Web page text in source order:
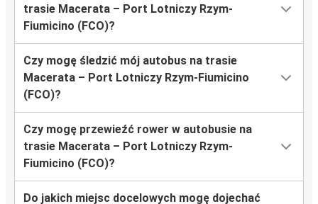
trasie Macerata – Port Lotniczy Rzym-
Fiumicino (FCO)?
Czy mogę śledzić mój autobus na trasie
Macerata – Port Lotniczy Rzym-Fiumicino
(FCO)?
Czy mogę przewieźć rower w autobusie na
trasie Macerata – Port Lotniczy Rzym-
Fiumicino (FCO)?
Do jakich miejsc docelowych mogę dojechać